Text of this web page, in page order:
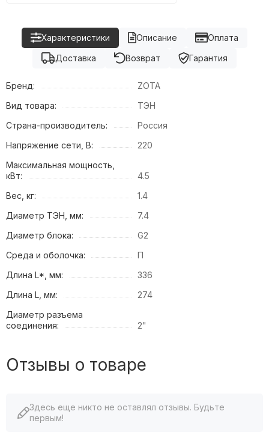
Описание
Характеристики
Оплата
Доставка
Возврат Гарантия
Бренд:
ZOTA
Вид товара:
ТЭН
Страна-производитель:
Россия
Напряжение сети, В:
220
Максимальная мощность,
кВт:
4.5
Вес, кг:
1.4
Диаметр ТЭН, мм:
7.4
Диаметр блока:
G2
Среда и оболочка:
П
Длина L*, мм:
336
Длина L, мм:
274
Диаметр разъема
соединения:
2"
Отзывы о товаре
Здесь еще никто не оставлял отзывы. Будьте
первым!